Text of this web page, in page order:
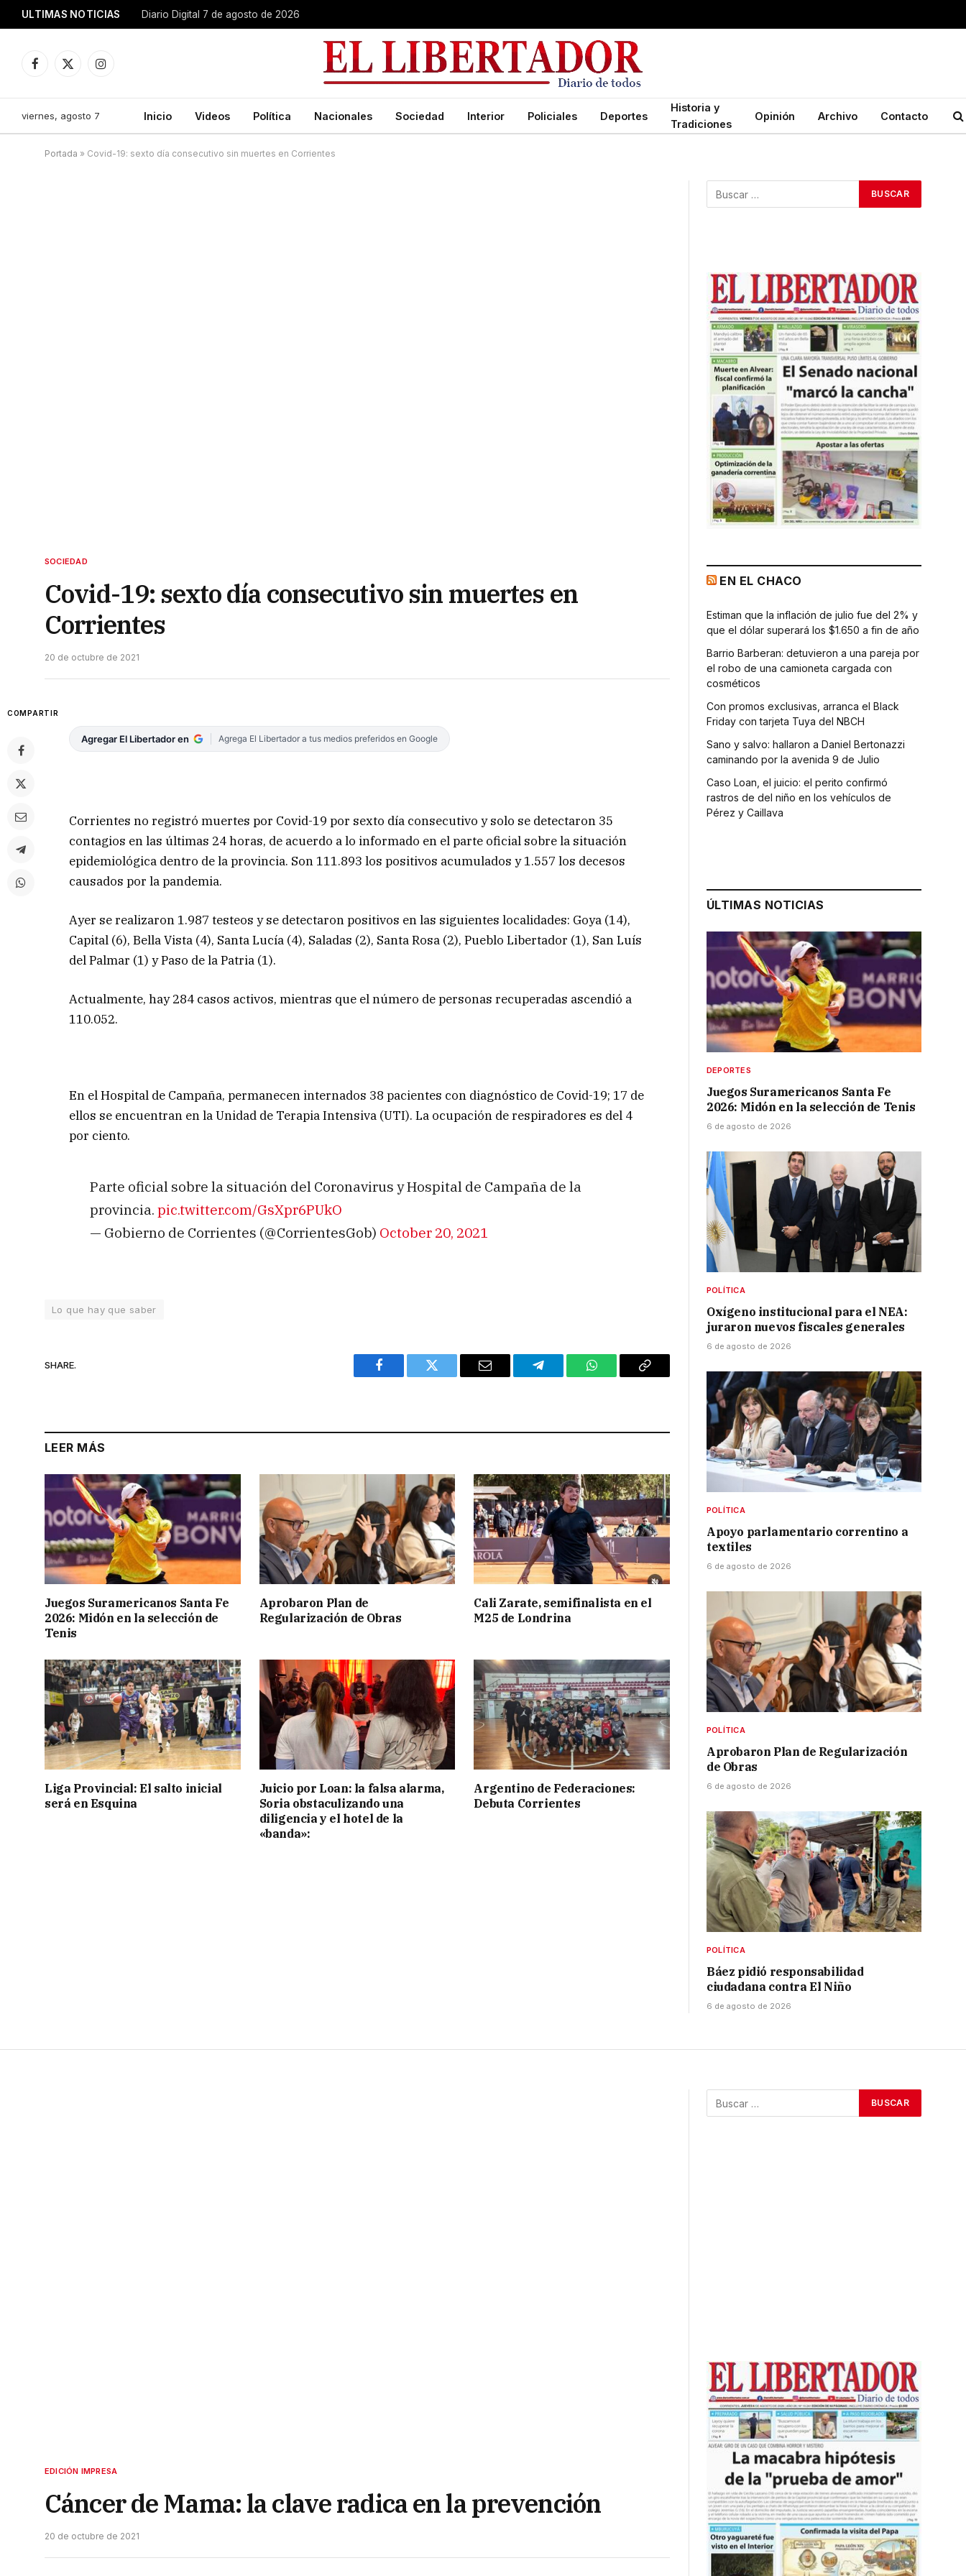
ULTIMAS NOTICIAS Diario Digital 7 de agosto de 2026
Facebook
X
Instagram
viernes, agosto 7 Inicio Videos Política Nacionales Sociedad Interior Policiales Deportes
Historia y
Tradiciones
Opinión Archivo Contacto
Portada » Covid-19: sexto día consecutivo sin muertes en Corrientes
SOCIEDAD
Covid-19: sexto día consecutivo sin muertes en
Corrientes
20 de octubre de 2021
COMPARTIR
Agregar El Libertador en Agrega El Libertador a tus medios preferidos en Google
Corrientes no registró muertes por Covid-19 por sexto día consecutivo y solo se detectaron 35
contagios en las últimas 24 horas, de acuerdo a lo informado en el parte oficial sobre la situación
epidemiológica dentro de la provincia. Son 111.893 los positivos acumulados y 1.557 los decesos
causados por la pandemia.
Ayer se realizaron 1.987 testeos y se detectaron positivos en las siguientes localidades: Goya (14),
Capital (6), Bella Vista (4), Santa Lucía (4), Saladas (2), Santa Rosa (2), Pueblo Libertador (1), San Luís
del Palmar (1) y Paso de la Patria (1).
Actualmente, hay 284 casos activos, mientras que el número de personas recuperadas ascendió a
110.052.
En el Hospital de Campaña, permanecen internados 38 pacientes con diagnóstico de Covid-19; 17 de
ellos se encuentran en la Unidad de Terapia Intensiva (UTI). La ocupación de respiradores es del 4
por ciento.
Parte oficial sobre la situación del Coronavirus y Hospital de Campaña de la
provincia. pic.twitter.com/GsXpr6PUkO
— Gobierno de Corrientes (@CorrientesGob) October 20, 2021
Lo que hay que saber
SHARE.
Facebook Twitter Email Telegram WhatsAppCopy
LEER MÁS
Juegos Suramericanos Santa Fe
2026: Midón en la selección de
Tenis
Aprobaron Plan de
Regularización de Obras
Cali Zarate, semifinalista en el
M25 de Londrina
Liga Provincial: El salto inicial
será en Esquina
Juicio por Loan: la falsa alarma,
Soria obstaculizando una
diligencia y el hotel de la
«banda»:
Argentino de Federaciones:
Debuta Corrientes
EN EL CHACO
Estiman que la inflación de julio fue del 2% y
que el dólar superará los $1.650 a fin de año
Barrio Barberan: detuvieron a una pareja por
el robo de una camioneta cargada con
cosméticos
Con promos exclusivas, arranca el Black
Friday con tarjeta Tuya del NBCH
Sano y salvo: hallaron a Daniel Bertonazzi
caminando por la avenida 9 de Julio
Caso Loan, el juicio: el perito confirmó
rastros de del niño en los vehículos de
Pérez y Caillava
ÚLTIMAS NOTICIAS
DEPORTES
Juegos Suramericanos Santa Fe
2026: Midón en la selección de Tenis
6 de agosto de 2026
POLÍTICA
Oxígeno institucional para el NEA:
juraron nuevos fiscales generales
6 de agosto de 2026
POLÍTICA
Apoyo parlamentario correntino a
textiles
6 de agosto de 2026
POLÍTICA
Aprobaron Plan de Regularización
de Obras
6 de agosto de 2026
POLÍTICA
Báez pidió responsabilidad
ciudadana contra El Niño
6 de agosto de 2026
EDICIÓN IMPRESA
Cáncer de Mama: la clave radica en la prevención
20 de octubre de 2021